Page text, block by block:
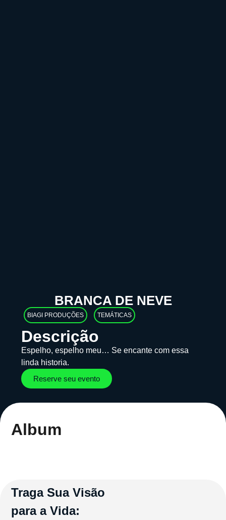
BRANCA DE NEVE
BIAGI PRODUÇÕES TEMÁTICAS
Descrição
Espelho, espelho meu… Se encante com essa
linda historia.
Reserve seu evento
Album
Traga Sua Visão
para a Vida: